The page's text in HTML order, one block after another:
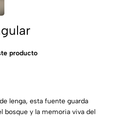
producto
lenga, esta fuente guarda
bosque y la memoria viva del